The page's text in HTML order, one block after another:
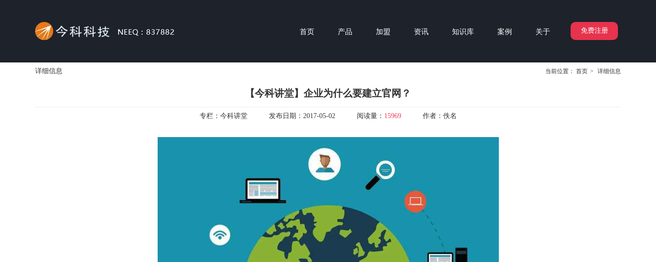
免费注册
首页 产品 加盟 资讯 知识库 案例 关于
详细信息 当前位置： 首页 > 详细信息
【今科讲堂】企业为什么要建立官网？
专栏： 今科讲堂 发布日期： 2017-05-02 阅读量： 15969 作者： 佚名